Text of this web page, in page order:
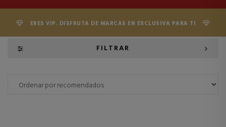
ERES VIP. DISFRUTA DE MARCAS EN EXCLUSIVA PARA TI
FILTRAR